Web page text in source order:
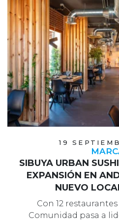
19
SIBUYA URBAN
EXPANSIÓN EN
NUEVO
Con 12
Comunidad pasa a